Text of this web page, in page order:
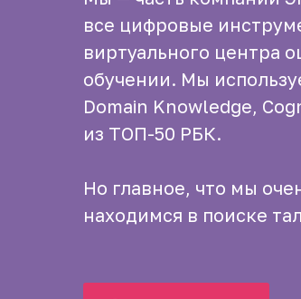
все цифровые
виртуального центра
обучении. Мы
Domain Knowledge,
из ТОП-50 РБК.
Но главное, что мы
находимся в поиске